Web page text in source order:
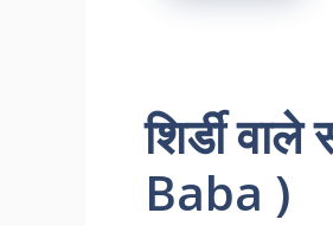
शिर्डी
Baba )